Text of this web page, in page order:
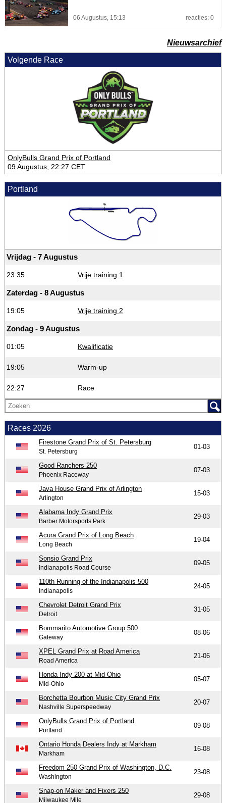
06 Augustus, 15:13 reacties: 0
Nieuwsarchief
Volgende Race
OnlyBulls Grand Prix of Portland
09 Augustus, 22:27 CET
Portland
Vrijdag - 7 Augustus
23:35 Vrije training 1
Zaterdag - 8 Augustus
19:05 Vrije training 2
Zondag - 9 Augustus
01:05 Kwalificatie
19:05 Warm-up
22:27 Race
Races 2026
Firestone Grand Prix of St. Petersburg
St. Petersburg
01-03
Good Ranchers 250
Phoenix Raceway
07-03
Java House Grand Prix of Arlington
Arlington
15-03
Alabama Indy Grand Prix
Barber Motorsports Park
29-03
Acura Grand Prix of Long Beach
Long Beach
19-04
Sonsio Grand Prix
Indianapolis Road Course
09-05
110th Running of the Indianapolis 500
Indianapolis
24-05
Chevrolet Detroit Grand Prix
Detroit
31-05
Bommarito Automotive Group 500
Gateway
08-06
XPEL Grand Prix at Road America
Road America
21-06
Honda Indy 200 at Mid-Ohio
Mid-Ohio
05-07
Borchetta Bourbon Music City Grand Prix
Nashville Superspeedway
20-07
OnlyBulls Grand Prix of Portland
Portland
09-08
Ontario Honda Dealers Indy at Markham
Markham
16-08
Freedom 250 Grand Prix of Washington, D.C.
Washington
23-08
Snap-on Maker and Fixers 250
Milwaukee Mile
29-08